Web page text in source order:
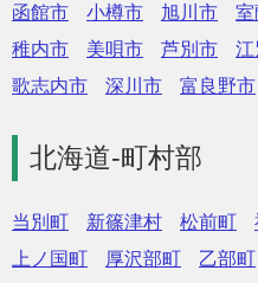
函館市 小樽市 旭川市 室
稚内市
美唄市 芦別市 江
歌志内市
深川市 富良野市
北海道-町村部
当別町 新篠津村 松前町
上ノ国町
厚沢部町 乙部町